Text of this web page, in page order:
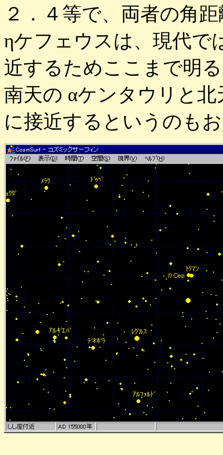
２．４等で、両者の角
ηケフェウスは、現代で
近するためここまで明
南天の αケンタウリと
に接近するというのも